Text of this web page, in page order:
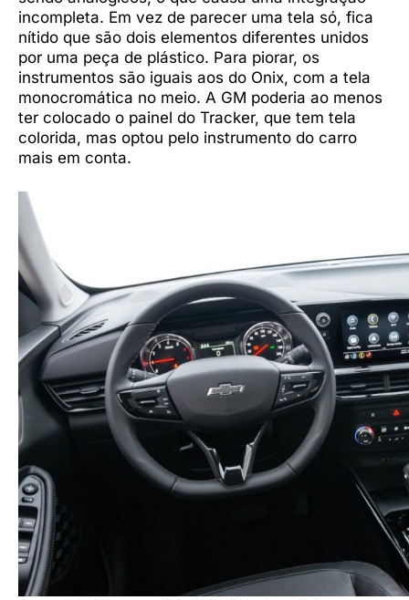
incompleta. Em vez de parecer uma tela só, fica
nítido que são dois elementos diferentes unidos
por uma peça de plástico. Para piorar, os
instrumentos são iguais aos do Onix, com a tela
monocromática no meio. A GM poderia ao menos
ter colocado o painel do Tracker, que tem tela
colorida, mas optou pelo instrumento do carro
mais em conta.